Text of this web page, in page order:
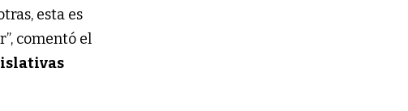
esta es
comentó el